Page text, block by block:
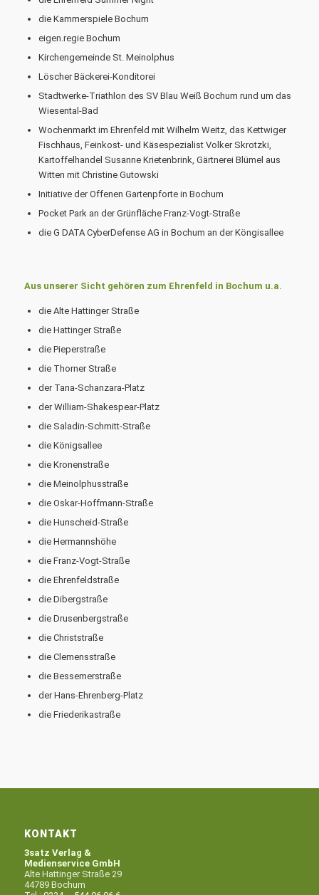
die Kammerspiele Bochum
eigen.regie Bochum
Kirchengemeinde St. Meinolphus
Löscher Bäckerei-Konditorei
Stadtwerke-Triathlon des SV Blau Weiß Bochum rund um das
Wiesental-Bad
Wochenmarkt im Ehrenfeld mit Wilhelm Weitz, das Kettwiger
Fischhaus, Feinkost- und Käsespezialist Volker Skrotzki,
Kartoffelhandel Susanne Krietenbrink, Gärtnerei Blümel aus
Witten mit Christine Gutowski
Initiative der Offenen Gartenpforte in Bochum
Pocket Park an der Grünfläche Franz-Vogt-Straße
die G DATA CyberDefense AG in Bochum an der Köngisallee
Aus unserer Sicht gehören zum Ehrenfeld in Bochum u.a.
die Alte Hattinger Straße
die Hattinger Straße
die Pieperstraße
die Thorner Straße
der Tana-Schanzara-Platz
der William-Shakespear-Platz
die Saladin-Schmitt-Straße
die Königsallee
die Kronenstraße
die Meinolphusstraße
die Oskar-Hoffmann-Straße
die Hunscheid-Straße
die Hermannshöhe
die Franz-Vogt-Straße
die Ehrenfeldstraße
die Dibergstraße
die Drusenbergstraße
die Christstraße
die Clemensstraße
die Bessemerstraße
der Hans-Ehrenberg-Platz
die Friederikastraße
KONTAKT
3satz Verlag &
Medienservice GmbH
Alte Hattinger Straße 29
44789 Bochum